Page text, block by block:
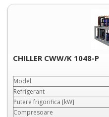
CHILLER CWW/K 1048-P
Model
Refrigerant
Putere frigorifica [kW]
Compresoare